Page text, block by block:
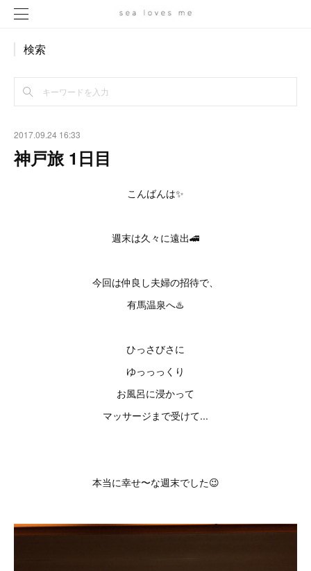
検索
2017.09.24 16:33
神戸旅 1日目
こんばんは✨
週末は久々に遠出🚄
今回は仲良し夫婦の招待で、
有馬温泉へ♨️
ひっさびさに
ゆっっっくり
お風呂に浸かって
マッサージまで受けて...
本当に幸せ〜な週末でした😉